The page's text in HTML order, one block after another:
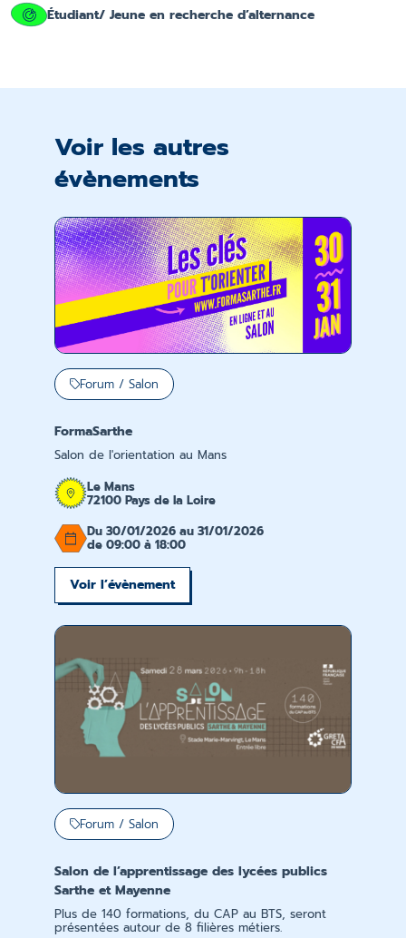
Étudiant/ Jeune en recherche d’alternance
Voir les autres
évènements
Forum / Salon
FormaSarthe
Salon de l'orientation au Mans
Le Mans
72100 Pays de la Loire
Du 30/01/2026 au 31/01/2026
de 09:00 à 18:00
Voir l’évènement
Forum / Salon
Salon de l’apprentissage des lycées publics
Sarthe et Mayenne
Plus de 140 formations, du CAP au BTS, seront
présentées autour de 8 filières métiers.